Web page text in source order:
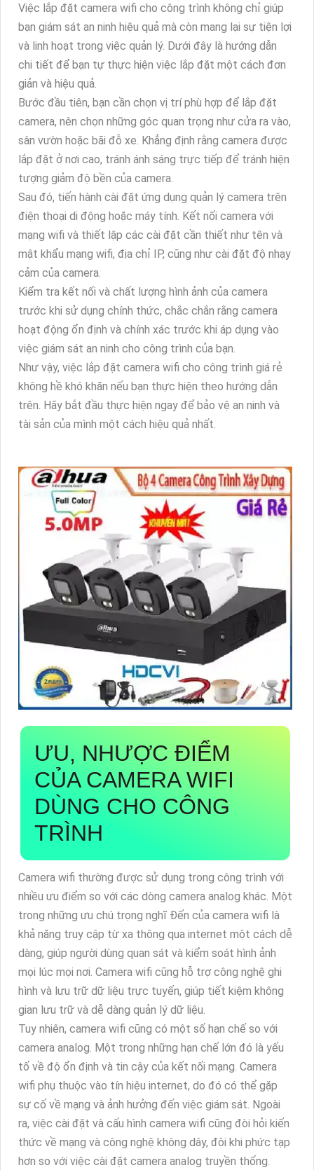
Việc lắp đặt camera wifi cho công trình không chỉ giúp
bạn giám sát an ninh hiệu quả mà còn mang lại sự tiện lợi
và linh hoạt trong việc quản lý. Dưới đây là hướng dẫn
chi tiết để bạn tự thực hiện việc lắp đặt một cách đơn
giản và hiệu quả.
Bước đầu tiên, bạn cần chọn vị trí phù hợp để lắp đặt
camera, nên chọn những góc quan trọng như cửa ra vào,
sân vườn hoặc bãi đỗ xe. Khẳng định rằng camera được
lắp đặt ở nơi cao, tránh ánh sáng trực tiếp để tránh hiện
tượng giảm độ bền của camera.
Sau đó, tiến hành cài đặt ứng dụng quản lý camera trên
điện thoại di động hoặc máy tính. Kết nối camera với
mạng wifi và thiết lập các cài đặt cần thiết như tên và
mật khẩu mạng wifi, địa chỉ IP, cũng như cài đặt độ nhạy
cảm của camera.
Kiểm tra kết nối và chất lượng hình ảnh của camera
trước khi sử dụng chính thức, chắc chắn rằng camera
hoạt động ổn định và chính xác trước khi áp dụng vào
việc giám sát an ninh cho công trình của bạn.
Như vậy, việc lắp đặt camera wifi cho công trình giá rẻ
không hề khó khăn nếu bạn thực hiện theo hướng dẫn
trên. Hãy bắt đầu thực hiện ngay để bảo vệ an ninh và
tài sản của mình một cách hiệu quả nhất.
ƯU, NHƯỢC ĐIỂM
CỦA CAMERA WIFI
DÙNG CHO CÔNG
TRÌNH
Camera wifi thường được sử dụng trong công trình với
nhiều ưu điểm so với các dòng camera analog khác. Một
trong những ưu chú trọng nghĩ Đến của camera wifi là
khả năng truy cập từ xa thông qua internet một cách dễ
dàng, giúp người dùng quan sát và kiểm soát hình ảnh
mọi lúc mọi nơi. Camera wifi cũng hỗ trợ công nghệ ghi
hình và lưu trữ dữ liệu trực tuyến, giúp tiết kiệm không
gian lưu trữ và dễ dàng quản lý dữ liệu.
Tuy nhiên, camera wifi cũng có một số hạn chế so với
camera analog. Một trong những hạn chế lớn đó là yếu
tố về độ ổn định và tin cậy của kết nối mạng. Camera
wifi phụ thuộc vào tín hiệu internet, do đó có thể gặp
sự cố về mạng và ảnh hưởng đến việc giám sát. Ngoài
ra, việc cài đặt và cấu hình camera wifi cũng đòi hỏi kiến
thức về mạng và công nghệ không dây, đôi khi phức tạp
hơn so với việc cài đặt camera analog truyền thống.